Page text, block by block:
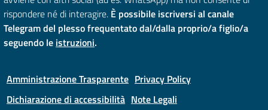
rispondere né di interagire. È possibile iscriversi al canale
Telegram del plesso frequentato dal/dalla proprio/a figlio/a
seguendo le istruzioni.
Amministrazione Trasparente Privacy Policy
Dichiarazione di accessibilità Note Legali